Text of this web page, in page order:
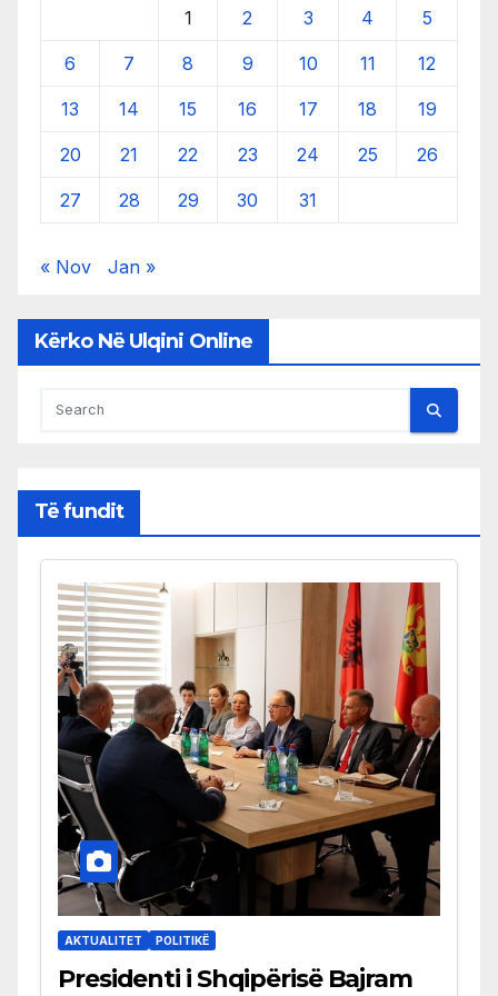
1 2 3 4 5
6 7 8 9 10 11 12
13 14 15 16 17 18 19
20 21 22 23 24 25 26
27 28 29 30 31
« Nov Jan »
Kërko Në Ulqini Online
Të fundit
AKTUALITET POLITIKË
Presidenti i Shqipërisë Bajram